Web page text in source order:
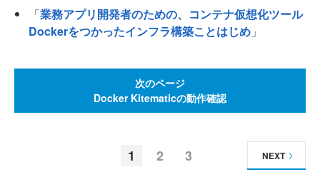
「業務アプリ開発者のための、コンテナ仮想化ツール
Dockerをつかったインフラ構築ことはじめ 」
次のページ
Docker Kitematicの動作確認
1 2 3 NEXT